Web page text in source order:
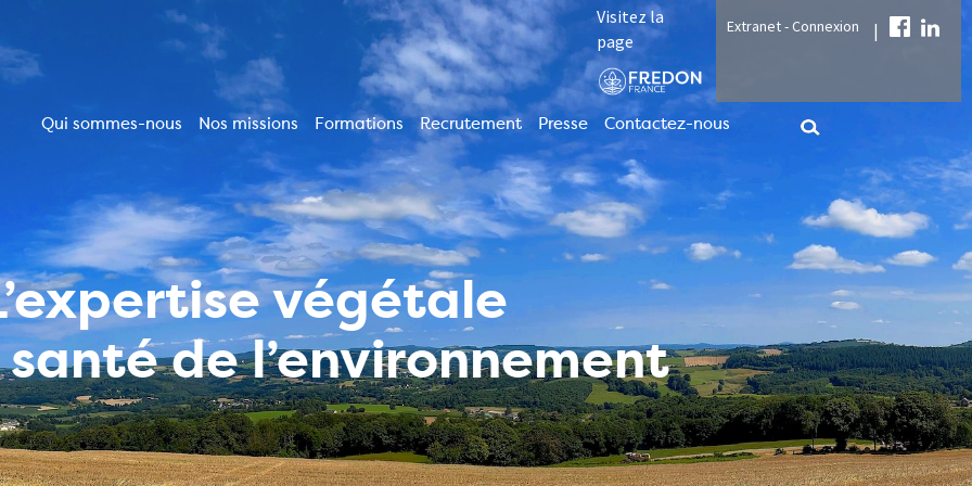
Visitez la
page
Extranet - Connexion |
Navigation
principale
Qui sommes-nous Nos missions Formations Recrutement Presse Contactez-nous
végétale
de l’environnement